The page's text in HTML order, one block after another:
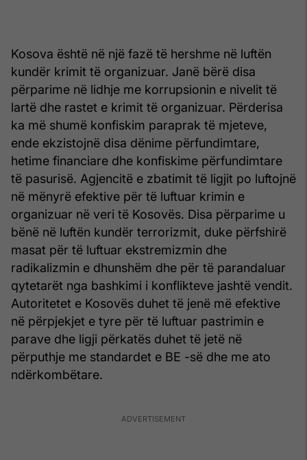
Kosova është në një fazë të hershme në luftën
kundër krimit të organizuar. Janë bërë disa
përparime në lidhje me korrupsionin e nivelit të
lartë dhe rastet e krimit të organizuar. Përderisa
ka më shumë konfiskim paraprak të mjeteve,
ende ekzistojnë disa dënime përfundimtare,
hetime financiare dhe konfiskime përfundimtare
të pasurisë. Agjencitë e zbatimit të ligjit po luftojnë
në mënyrë efektive për të luftuar krimin e
organizuar në veri të Kosovës. Disa përparime u
bënë në luftën kundër terrorizmit, duke përfshirë
masat për të luftuar ekstremizmin dhe
radikalizmin e dhunshëm dhe për të parandaluar
qytetarët nga bashkimi i konflikteve jashtë vendit.
Autoritetet e Kosovës duhet të jenë më efektive
në përpjekjet e tyre për të luftuar pastrimin e
parave dhe ligji përkatës duhet të jetë në
përputhje me standardet e BE -së dhe me ato
ndërkombëtare.